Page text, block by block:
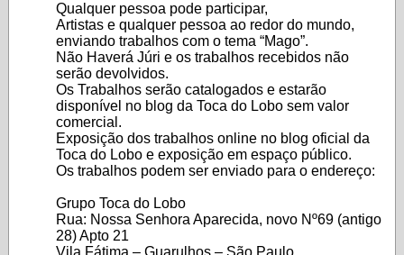
Qualquer pessoa pode participar,
Artistas e qualquer pessoa ao redor do mundo,
enviando trabalhos com o tema “Mago”.
Não Haverá Júri e os trabalhos recebidos não
serão devolvidos.
Os Trabalhos serão catalogados e estarão
disponível no blog da Toca do Lobo sem valor
comercial.
Exposição dos trabalhos online no blog oficial da
Toca do Lobo e exposição em espaço público.
Os trabalhos podem ser enviado para o endereço:
Grupo Toca do Lobo
Rua: Nossa Senhora Aparecida, novo Nº69 (antigo
28) Apto 21
Vila Fátima – Guarulhos – São Paulo